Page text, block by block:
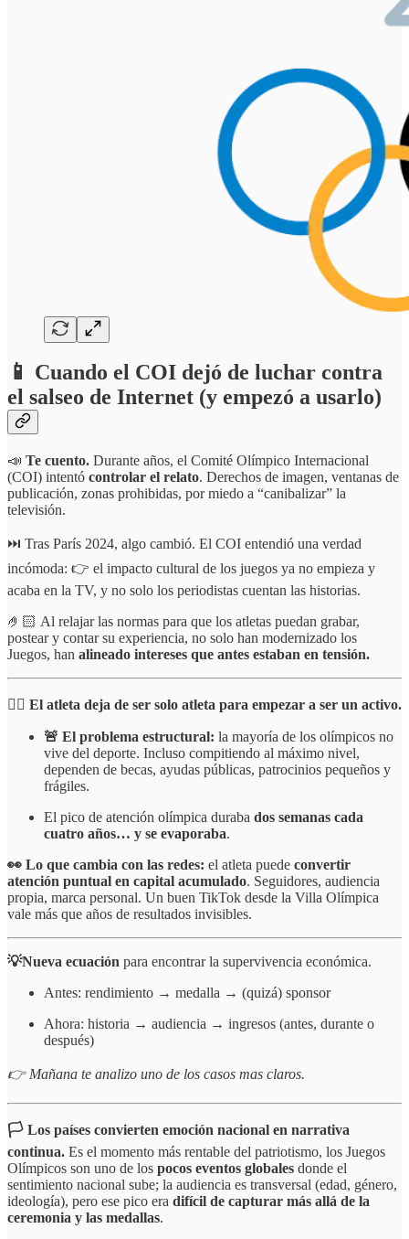
📱 Cuando el COI dejó de luchar contra
el salseo de Internet (y empezó a usarlo)
📣 Te cuento. Durante años, el Comité Olímpico Internacional
(COI) intentó controlar el relato. Derechos de imagen, ventanas de
publicación, zonas prohibidas, por miedo a “canibalizar” la
televisión.
⏭️ Tras París 2024, algo cambió. El COI entendió una verdad
incómoda: 👉 el impacto cultural de los juegos ya no empieza y
acaba en la TV, y no solo los periodistas cuentan las historias.
🤌🏻 Al relajar las normas para que los atletas puedan grabar,
postear y contar su experiencia, no solo han modernizado los
Juegos, han alineado intereses que antes estaban en tensión.
🧍‍♀️ El atleta deja de ser solo atleta para empezar a ser un activo.
🚨 El problema estructural: la mayoría de los olímpicos no
vive del deporte. Incluso compitiendo al máximo nivel,
dependen de becas, ayudas públicas, patrocinios pequeños y
frágiles.
El pico de atención olímpica duraba dos semanas cada
cuatro años… y se evaporaba.
👀 Lo que cambia con las redes: el atleta puede convertir
atención puntual en capital acumulado. Seguidores, audiencia
propia, marca personal. Un buen TikTok desde la Villa Olímpica
vale más que años de resultados invisibles.
💡Nueva ecuación para encontrar la supervivencia económica.
Antes: rendimiento → medalla → (quizá) sponsor
Ahora: historia → audiencia → ingresos (antes, durante o
después)
👉 Mañana te analizo uno de los casos mas claros.
🏳️ Los países convierten emoción nacional en narrativa
continua. Es el momento más rentable del patriotismo, los Juegos
Olímpicos son uno de los pocos eventos globales donde el
sentimiento nacional sube; la audiencia es transversal (edad, género,
ideología), pero ese pico era difícil de capturar más allá de la
ceremonia y las medallas.